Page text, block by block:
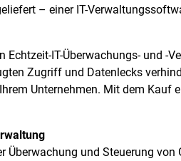
– einer IT-
Echtzeit-IT-Überwachungs- und
Zugriff und Datenlecks
Unternehmen. Mit dem Kauf
Überwachung und Steuerung